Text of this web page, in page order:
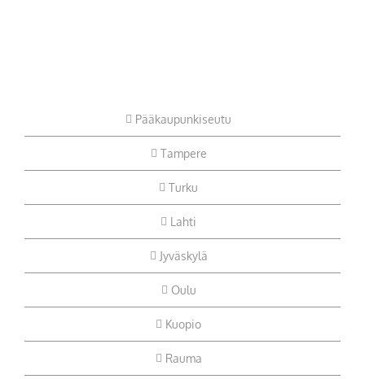
Pääkaupunkiseutu
Tampere
Turku
Lahti
Jyväskylä
Oulu
Kuopio
Rauma